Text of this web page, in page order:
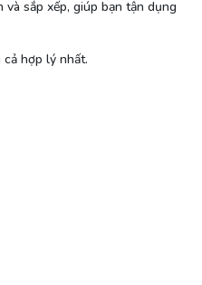
sắp xếp, giúp bạn tận dụng
hợp lý nhất.